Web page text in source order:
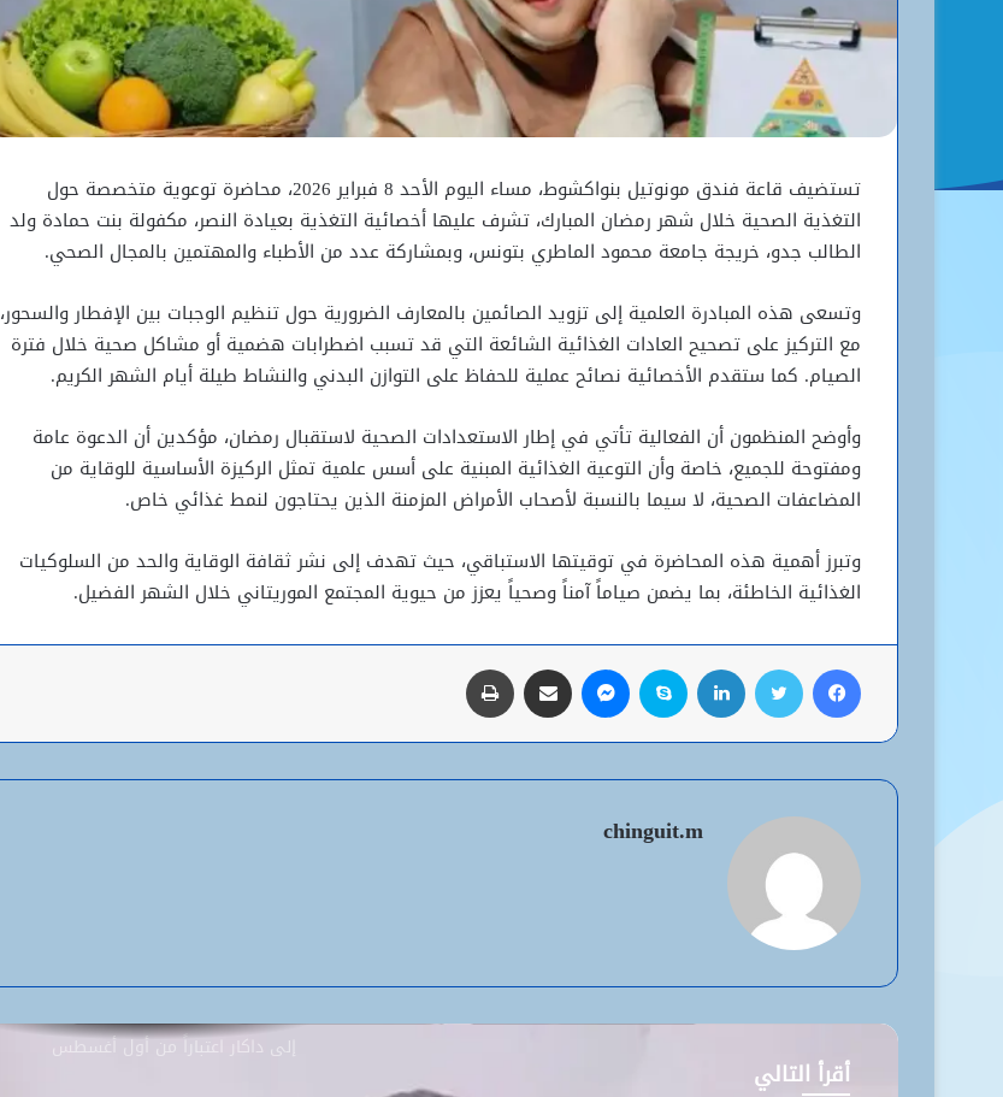
تستضيف قاعة فندق مونوتيل بنواكشوط، مساء اليوم الأحد 8 فبراير 2026، محاضرة توعوية متخصصة حول
التغذية الصحية خلال شهر رمضان المبارك، تشرف عليها أخصائية التغذية بعيادة النصر، مكفولة بنت حمادة ولد
الطالب جدو، خريجة جامعة محمود الماطري بتونس، وبمشاركة عدد من الأطباء والمهتمين بالمجال الصحي.
وتسعى هذه المبادرة العلمية إلى تزويد الصائمين بالمعارف الضرورية حول تنظيم الوجبات بين الإفطار والسحور،
مع التركيز على تصحيح العادات الغذائية الشائعة التي قد تسبب اضطرابات هضمية أو مشاكل صحية خلال فترة
الصيام. كما ستقدم الأخصائية نصائح عملية للحفاظ على التوازن البدني والنشاط طيلة أيام الشهر الكريم.
وأوضح المنظمون أن الفعالية تأتي في إطار الاستعدادات الصحية لاستقبال رمضان، مؤكدين أن الدعوة عامة
ومفتوحة للجميع، خاصة وأن التوعية الغذائية المبنية على أسس علمية تمثل الركيزة الأساسية للوقاية من
المضاعفات الصحية، لا سيما بالنسبة لأصحاب الأمراض المزمنة الذين يحتاجون لنمط غذائي خاص.
وتبرز أهمية هذه المحاضرة في توقيتها الاستباقي، حيث تهدف إلى نشر ثقافة الوقاية والحد من السلوكيات
الغذائية الخاطئة، بما يضمن صياماً آمناً وصحياً يعزز من حيوية المجتمع الموريتاني خلال الشهر الفضيل.
فيسبوك تويتر لينكدإن سكايب ماسنجر مشاركة عبر البريد
chinguit.m
أقرأ التالي
السفارة الأمريكية تحيل طلبات التأشيرة
إلى داكار اعتباراً من أول أغسطس